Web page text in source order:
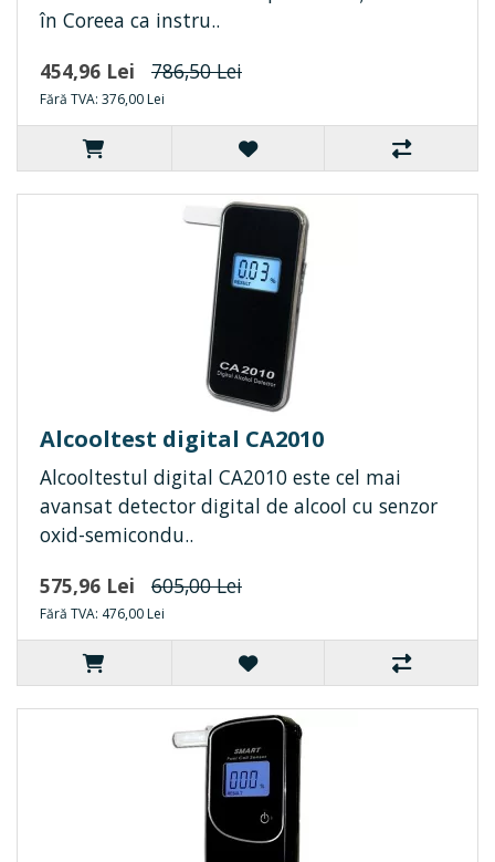
în Coreea ca instru..
454,96 Lei
786,50 Lei
Fără TVA: 376,00 Lei
Alcooltest digital CA2010
Alcooltestul digital CA2010 este cel mai
avansat detector digital de alcool cu senzor
oxid-semicondu..
575,96 Lei
605,00 Lei
Fără TVA: 476,00 Lei